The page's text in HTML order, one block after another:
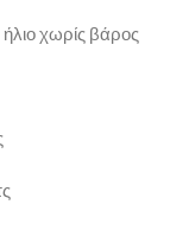
χωρίς βάρος